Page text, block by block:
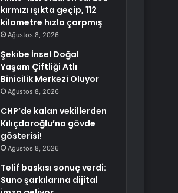
kırmızı ışıkta geçip, 112
kilometre hızla çarpmış
Ağustos 8, 2026
Şekibe İnsel Doğal
Yaşam Çiftliği Atlı
Binicilik Merkezi Oluyor
Ağustos 8, 2026
CHP’de kalan vekillerden
Kılıçdaroğlu’na gövde
gösterisi!
Ağustos 8, 2026
Telif baskısı sonuç verdi:
Suno şarkılarına dijital